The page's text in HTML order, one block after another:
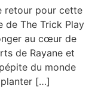
retour pour cette
de The Trick Play
au cœur de
de Rayane et
du monde
[…]